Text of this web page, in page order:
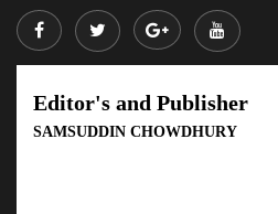
Editor's and Publisher
SAMSUDDIN CHOWDHURY